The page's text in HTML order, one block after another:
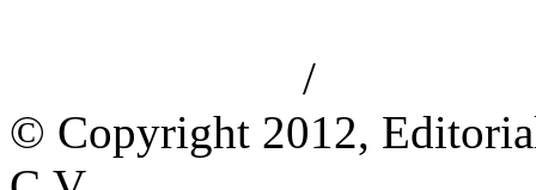
/
© Copyright 2012,